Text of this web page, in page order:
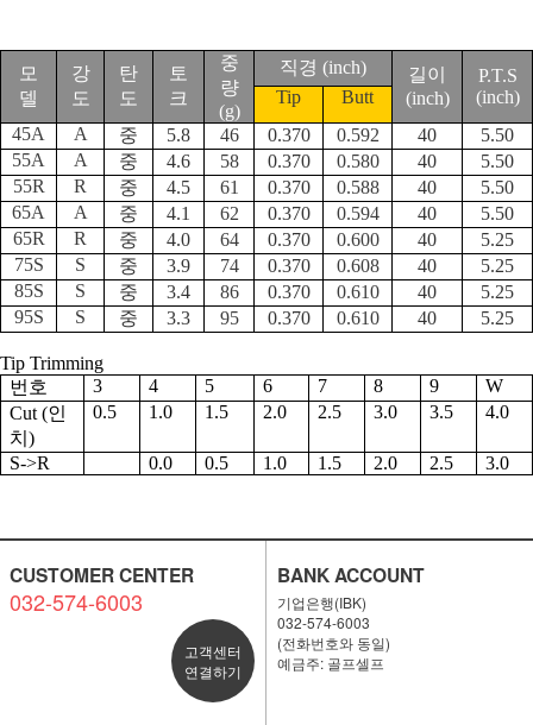
모
델
강
도
탄
도
토
크
중
량
(g)
직경 (inch)
길이
(inch)
P.T.S
(inch)
Tip
Butt
45A
A 중 5.8 46 0.370 0.592 40
5.50
55A
A 중 4.6 58 0.370 0.580 40
5.50
55R
R 중 4.5 61 0.370 0.588 40
5.50
65A
A 중 4.1 62 0.370 0.594 40
5.50
65R
R 중 4.0 64 0.370 0.600 40
5.25
75S
S 중 3.9 74 0.370 0.608 40
5.25
85S
S 중 3.4 86 0.370 0.610 40
5.25
95S
S 중 3.3 95 0.370 0.610 40 5.25
Tip Trimming
번호
3 4 5 6 7 8 9
W
Cut (인
치)
0.5 1.0 1.5 2.0 2.5 3.0 3.5 4.0
S->R 0.0 0.5 1.0 1.5 2.0 2.5 3.0
CUSTOMER CENTER
032-574-6003
고객센터
연결하기
BANK ACCOUNT
기업은행(IBK)
032-574-6003
(전화번호와 동일)
예금주: 골프셀프